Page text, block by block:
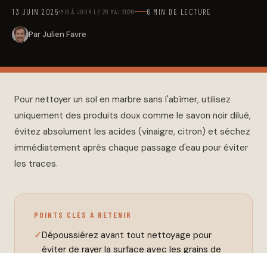
13 JUIN 2025 MIS À JOUR LE 28 MAI 2026 6 MIN DE LECTURE
Par Julien Favre
Pour nettoyer un sol en marbre sans l'abîmer, utilisez
uniquement des produits doux comme le savon noir dilué,
évitez absolument les acides (vinaigre, citron) et séchez
immédiatement après chaque passage d'eau pour éviter
les traces.
POINTS CLÉS À RETENIR
Dépoussiérez avant tout nettoyage pour
éviter de rayer la surface avec les grains de